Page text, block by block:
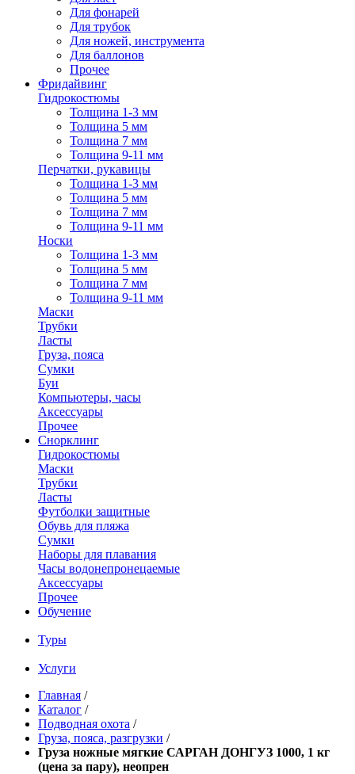
Для фонарей
Для трубок
Для ножей, инструмента
Для баллонов
Прочее
Фридайвинг
Гидрокостюмы
Толщина 1-3 мм
Толщина 5 мм
Толщина 7 мм
Толщина 9-11 мм
Перчатки, рукавицы
Толщина 1-3 мм
Толщина 5 мм
Толщина 7 мм
Толщина 9-11 мм
Носки
Толщина 1-3 мм
Толщина 5 мм
Толщина 7 мм
Толщина 9-11 мм
Маски
Трубки
Ласты
Груза, пояса
Сумки
Буи
Компьютеры, часы
Аксессуары
Прочее
Снорклинг
Гидрокостюмы
Маски
Трубки
Ласты
Футболки защитные
Обувь для пляжа
Сумки
Наборы для плавания
Часы водонепронецаемые
Аксессуары
Прочее
Обучение
Туры
Услуги
Главная /
Каталог /
Подводная охота /
Груза, пояса, разгрузки /
Груза ножные мягкие САРГАН ДОНГУЗ 1000, 1 кг
(цена за пару), неопрен